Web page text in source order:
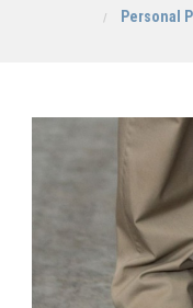
Personal